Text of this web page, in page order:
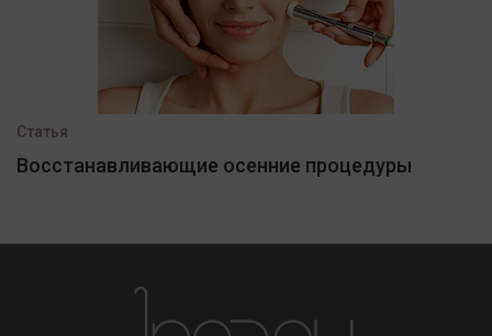
Статья
Восстанавливающие осенние процедуры